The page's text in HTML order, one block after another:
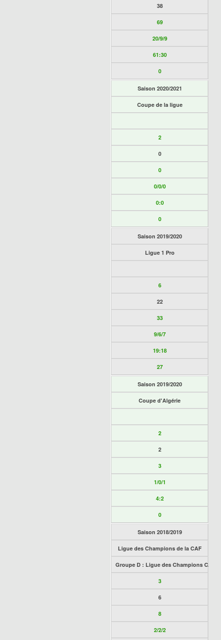
38
69
20/9/9
61:30
0
Saison 2020/2021
Coupe de la ligue
2
0
0
0/0/0
0:0
0
Saison 2019/2020
Ligue 1 Pro
6
22
33
9/6/7
19:18
27
Saison 2019/2020
Coupe d'Algérie
2
2
3
1/0/1
4:2
0
Saison 2018/2019
Ligue des Champions de la CAF
Groupe D : Ligue des Champions CAF
3
6
8
2/2/2